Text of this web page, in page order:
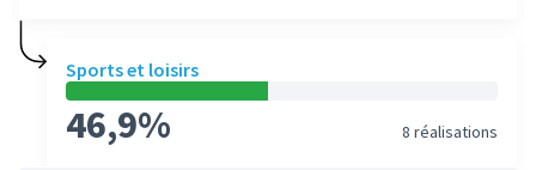
Sports et loisirs
46,9% 8 réalisations